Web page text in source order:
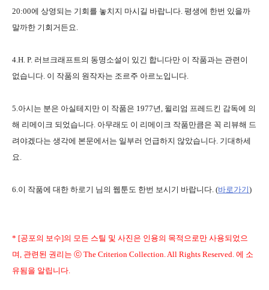
20:00에 상영되는 기회를 놓치지 마시길 바랍니다. 평생에 한번 있을까
말까한 기회거든요.
4.H. P. 러브크래프트의 동명소설이 있긴 합니다만 이 작품과는 관련이
없습니다. 이 작품의 원작자는 조르주 아르노입니다.
5.아시는 분은 아실테지만 이 작품은 1977년, 윌리엄 프레드킨 감독에 의
해 리메이크 되었습니다. 아무래도 이 리메이크 작품만큼은 꼭 리뷰해 드
려야겠다는 생각에 본문에서는 일부러 언급하지 않았습니다. 기대하세
요.
6.이 작품에 대한 하로기 님의 웹툰도 한번 보시기 바랍니다. (바로가기)
* [공포의 보수]의 모든 스틸 및 사진은 인용의 목적으로만 사용되었으
며, 관련된 권리는 ⓒ The Criterion Collection. All Rights Reserved. 에 소
유됨을 알립니다.